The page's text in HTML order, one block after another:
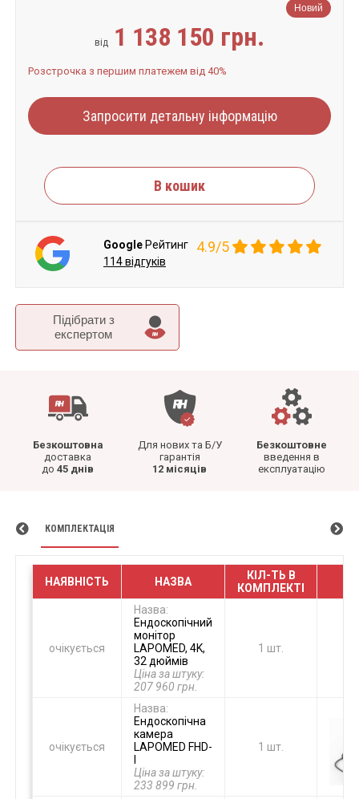
Підібрати з
експертом
Безкоштовна
доставка
до 45 днів
Для нових та Б/У
гарантія
12 місяців
Безкоштовне
введення в
експлуатацію
Новий
від 1 138 150 грн.
Розстрочка з першим платежем від 40%
Запросити детальну інформацію
В кошик
Google Рейтинг 4.9/5
114 відгуків
КОМПЛЕКТАЦІЯ
НАЯВНІСТЬ НАЗВА
КІЛ-ТЬ В
КОМПЛЕКТІ
очікується
Назва:
Ендоскопічний
монітор
LAPOMED, 4K,
32 дюймів
Ціна за штуку:
207 960 грн.
1 шт.
очікується
Назва:
Ендоскопічна
камера
LAPOMED FHD-
Ціна за штуку:
233 899 грн.
1 шт.